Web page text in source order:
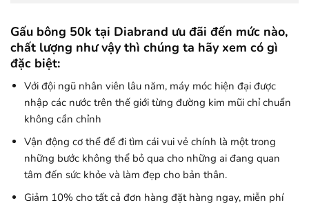
Gấu bông 50k tại Diabrand ưu đãi đến mức nào,
chất lượng như vậy thì chúng ta hãy xem có gì
đặc biệt:
Với đội ngũ nhân viên lâu năm, máy móc hiện đại được
nhập các nước trên thế giới từng đường kim mũi chỉ chuẩn
không cần chỉnh
Vận động cơ thể để đi tìm cái vui vẻ chính là một trong
những bước không thể bỏ qua cho những ai đang quan
tâm đến sức khỏe và làm đẹp cho bản thân.
Giảm 10% cho tất cả đơn hàng đặt hàng ngay, miễn phí